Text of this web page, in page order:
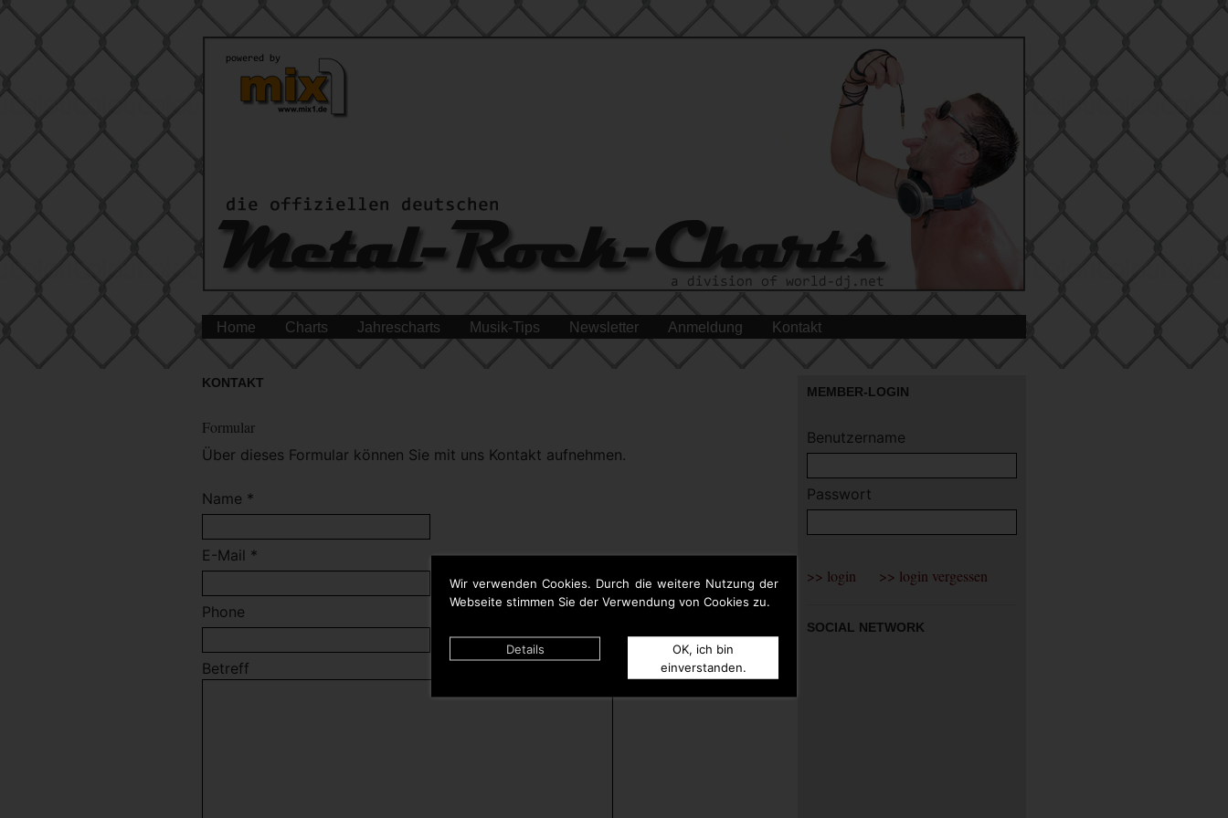
Wir verwenden Cookies. Durch die weitere Nutzung der
Webseite stimmen Sie der Verwendung von Cookies zu.
Details
OK, ich bin
einverstanden.
Home Charts Jahrescharts Musik-Tips Newsletter Anmeldung Kontakt
KONTAKT
Formular
Über dieses Formular können Sie mit uns Kontakt aufnehmen.
Name *
E-Mail *
Phone
Betreff
MEMBER-LOGIN
Benutzername
Passwort
SOCIAL NETWORK